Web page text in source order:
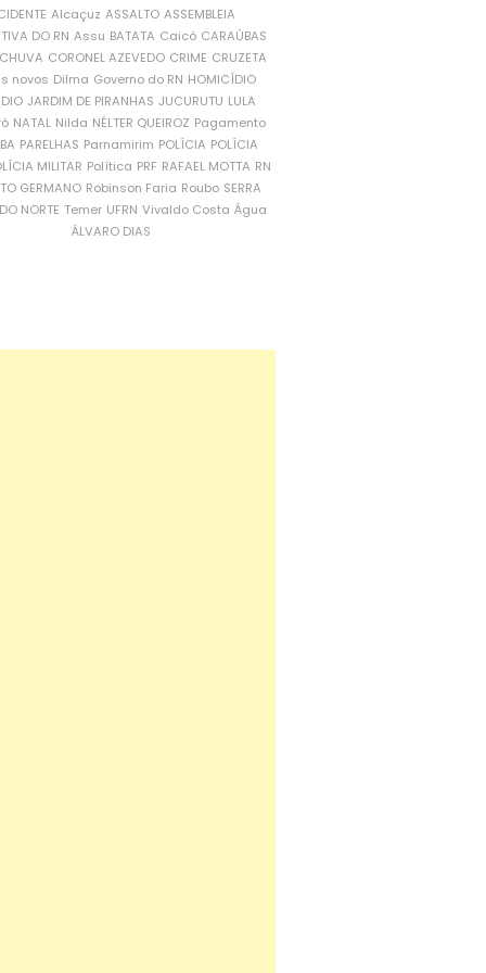
Alcaçuz ASSALTO ASSEMBLEIA
DO RN Assu BATATA Caicó CARAÚBAS
CORONEL AZEVEDO CRIME CRUZETA
novos Dilma Governo do RN HOMICÍDIO
JARDIM DE PIRANHAS JUCURUTU LULA
NATAL Nilda NÉLTER QUEIROZ Pagamento
PARELHAS Parnamirim POLÍCIA POLÍCIA
MILITAR Política PRF RAFAEL MOTTA RN
GERMANO Robinson Faria Roubo SERRA
NORTE Temer UFRN Vivaldo Costa Água
ÁLVARO DIAS